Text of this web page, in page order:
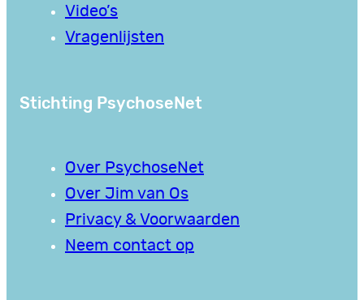
Video’s
Vragenlijsten
Stichting PsychoseNet
Over PsychoseNet
Over Jim van Os
Privacy & Voorwaarden
Neem contact op